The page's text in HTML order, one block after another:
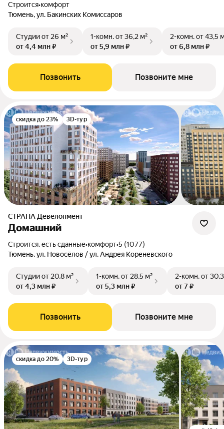
Строится•комфорт
Тюмень, ул. Бакинских Комиссаров
Студииот 26 м²
от 4,4 млн ₽
1-комн.от 36,2 м²
от 5,9 млн ₽
2-комн.от 43,5
от 6,8 млн ₽
Позвонить Позвоните мне
скидка до 23% 3D-тур
СТРАНА Девелопмент
Домашний
Строится, есть сданные•комфорт•5 (1077)
Тюмень, ул. Новосёлов / ул. Андрея Кореневского
Студииот 20,8 м²
от 4,3 млн ₽
1-комн.от 28,5 м²
от 5,3 млн ₽
2-комн.от
от 7 ₽
Позвонить Позвоните мне
скидка до 20% 3D-тур